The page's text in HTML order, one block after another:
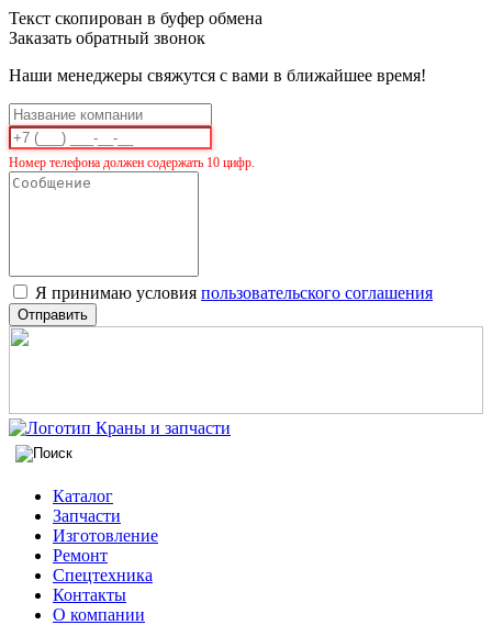
Текст скопирован в буфер обмена
Заказать обратный звонок
Наши менеджеры свяжутся с вами в ближайшее время!
Номер телефона должен содержать 10 цифр.
Я принимаю условия пользовательского соглашения
Отправить
Каталог
Запчасти
Изготовление
Ремонт
Спецтехника
Контакты
О компании